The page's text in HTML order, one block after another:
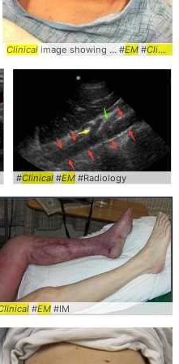
Clinical image showing ... #EM #Clinical
#Clinical #EM #Radiology
EM#EM #IM